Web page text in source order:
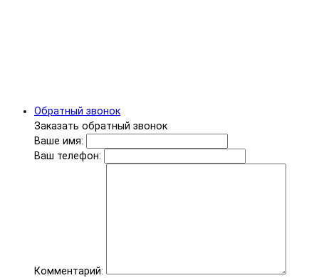
Обратный звонок
Заказать обратный звонок
Ваше имя:
Ваш телефон:
Комментарий: